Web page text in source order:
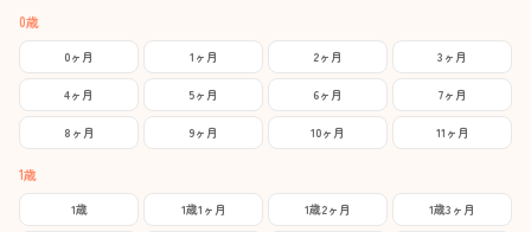
0歳
0ヶ月 1ヶ月 2ヶ月 3ヶ月
4ヶ月 5ヶ月 6ヶ月 7ヶ月
8ヶ月 9ヶ月 10ヶ月 11ヶ月
1歳
1歳 1歳1ヶ月 1歳2ヶ月 1歳3ヶ月